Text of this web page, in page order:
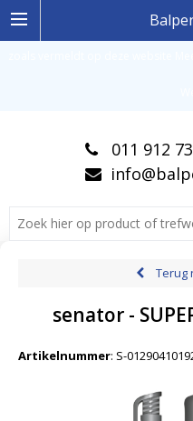
011 912
Terug
senator -
Artikelnummer: S-
Ingelogde gebruiker stemt in met